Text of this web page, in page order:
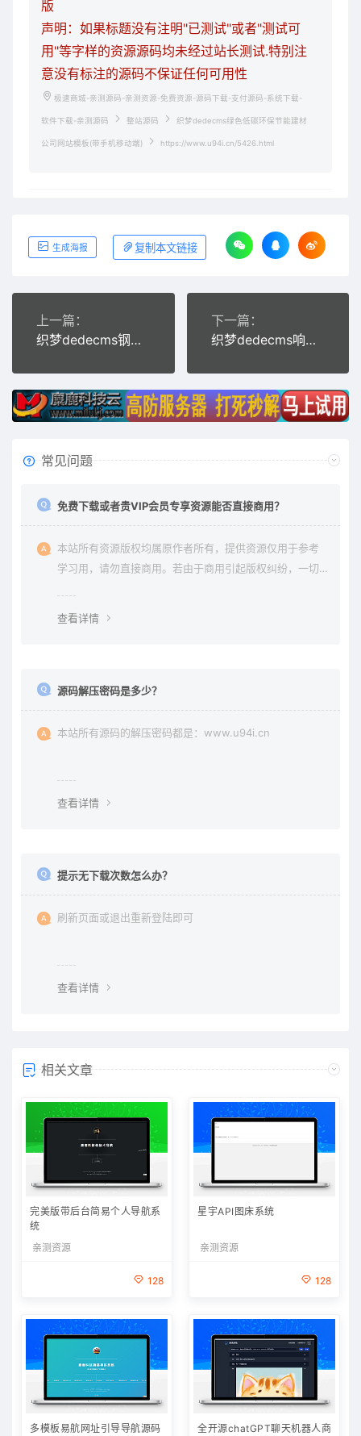
版
声明：如果标题没有注明"已测试"或者"测试可
用"等字样的资源源码均未经过站长测试.特别注
意没有标注的源码不保证任何可用性
极速商城-亲测源码-亲测资源-免费资源-源码下载-支付源码-系统下载-
软件下载-亲测源码 整站源码 织梦dedecms绿色低碳环保节能建材
公司网站模板(带手机移动端) https://www.u94i.cn/5426.html
生成海报 复制本文链接
上一篇：
织梦dedecms钢管工程贸易公司网站模板(带手机移动端)
下一篇：
织梦dedecms响应式黄金金器珠宝首饰公司网站模板(自适应手机移动端)
常见问题
免费下载或者贵VIP会员专享资源能否直接商用？
本站所有资源版权均属原作者所有，提供资源仅用于参考
学习用，请勿直接商用。若由于商用引起版权纠纷，一切
查看详情
源码解压密码是多少？
本站所有源码的解压密码都是：www.u94i.cn
查看详情
提示无下载次数怎么办？
刷新页面或退出重新登陆即可
查看详情
相关文章
完美版带后台简易个人导航系
统
亲测资源
128
星宇API图床系统
亲测资源
128
多模板易航网址引导导航源码
全开源chatGPT聊天机器人商